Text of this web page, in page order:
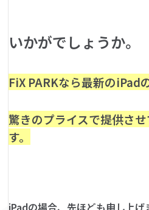
いかがでしょうか。
FiX PARKなら最新のiPad
驚きのプライスで提供さ
す。
iPadの場合、先ほども申し上げ